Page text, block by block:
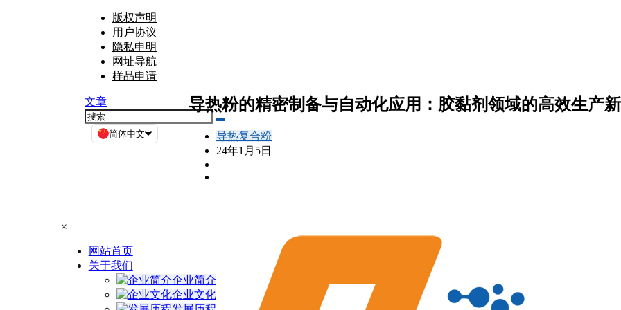
版权声明
用户协议
隐私申明
网址导航
样品申请
文章
简体中文
×
网站首页
关于我们
企业简介
企业文化
导热粉的精密制备与自动化应用：胶黏剂领域的高效生产
导热复合粉
24年1月5日